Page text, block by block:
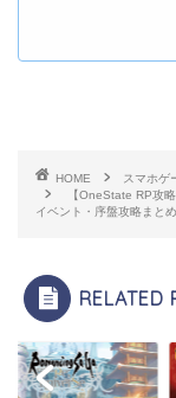
HOME スマホゲ
【OneState RP攻
イベント・序盤攻略まとめ
RELATED